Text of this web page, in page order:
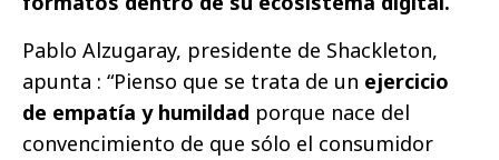
Pablo Alzugaray, presidente de Shackleton,
apunta : “Pienso que se trata de un ejercicio
de empatía y humildad porque nace del
convencimiento de que sólo el consumidor